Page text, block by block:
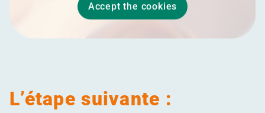
Accept the cookies
L’étape suivante :